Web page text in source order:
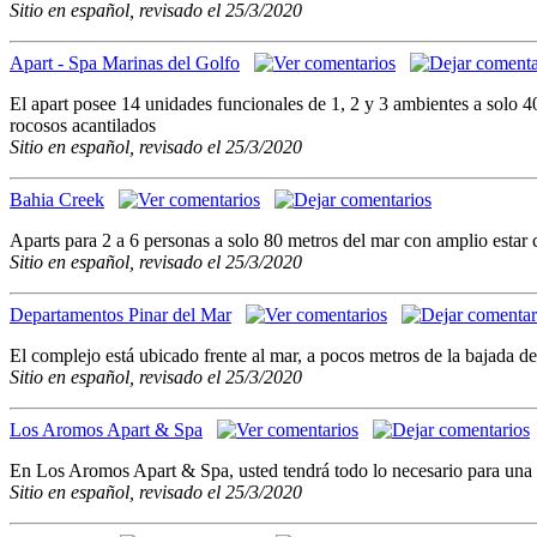
Sitio en español, revisado el 25/3/2020
Apart - Spa Marinas del Golfo
El apart posee 14 unidades funcionales de 1, 2 y 3 ambientes a solo
rocosos acantilados
Sitio en español, revisado el 25/3/2020
Bahia Creek
Aparts para 2 a 6 personas a solo 80 metros del mar con amplio
Sitio en español, revisado el 25/3/2020
Departamentos Pinar del Mar
El complejo está ubicado frente al mar, a pocos metros de la bajada
Sitio en español, revisado el 25/3/2020
Los Aromos Apart & Spa
En Los Aromos Apart & Spa, usted tendrá todo lo necesario para
Sitio en español, revisado el 25/3/2020